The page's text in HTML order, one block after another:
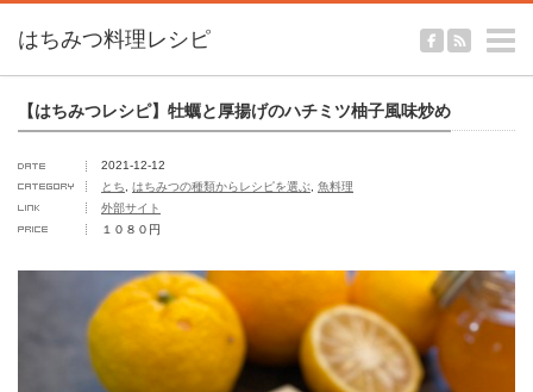
【はちみつレシピ】牡蠣と厚揚げのハチミツ柚子風味炒め
2021-12-12
とち
はちみつの種類からレシピを選ぶ
魚料理
外部サイト
１０８０円